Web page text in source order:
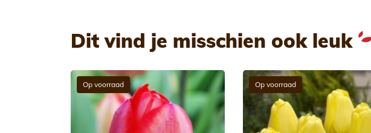
Dit vind je misschien ook leuk
Op voorraad Op voorraad